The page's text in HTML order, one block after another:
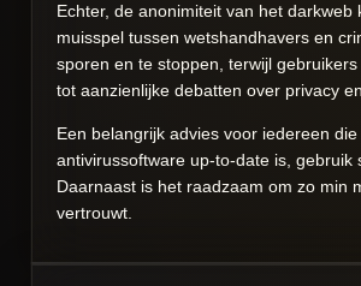
Echter, de anonimiteit van het
muisspel tussen wetshandhavers en
sporen en te stoppen, terwijl
tot aanzienlijke debatten over privacy
Een belangrijk advies voor iedereen
antivirussoftware up-to-date is, gebruik
Daarnaast is het raadzaam om zo min
vertrouwt.